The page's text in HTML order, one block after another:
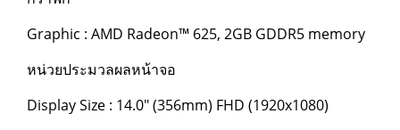
Graphic : AMD Radeon™ 625, 2GB GDDR5 memory
หน่วยประมวลผลหน้าจอ
Display Size : 14.0" (356mm) FHD (1920x1080)